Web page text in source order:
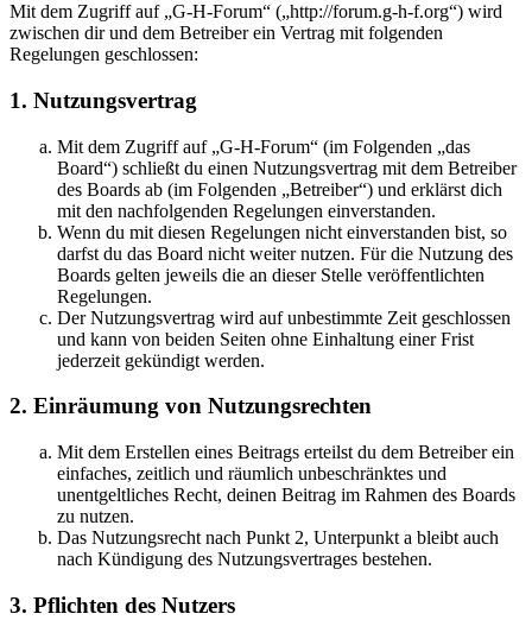
Mit dem Zugriff auf „G-H-Forum“ („http://forum.g-h-f.org“) wird
zwischen dir und dem Betreiber ein Vertrag mit folgenden
Regelungen geschlossen:
1. Nutzungsvertrag
Mit dem Zugriff auf „G-H-Forum“ (im Folgenden „das
Board“) schließt du einen Nutzungsvertrag mit dem Betreiber
des Boards ab (im Folgenden „Betreiber“) und erklärst dich
mit den nachfolgenden Regelungen einverstanden.
Wenn du mit diesen Regelungen nicht einverstanden bist, so
darfst du das Board nicht weiter nutzen. Für die Nutzung des
Boards gelten jeweils die an dieser Stelle veröffentlichten
Regelungen.
Der Nutzungsvertrag wird auf unbestimmte Zeit geschlossen
und kann von beiden Seiten ohne Einhaltung einer Frist
jederzeit gekündigt werden.
2. Einräumung von Nutzungsrechten
Mit dem Erstellen eines Beitrags erteilst du dem Betreiber ein
einfaches, zeitlich und räumlich unbeschränktes und
unentgeltliches Recht, deinen Beitrag im Rahmen des Boards
zu nutzen.
Das Nutzungsrecht nach Punkt 2, Unterpunkt a bleibt auch
nach Kündigung des Nutzungsvertrages bestehen.
3. Pflichten des Nutzers